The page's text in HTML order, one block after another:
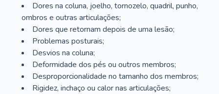
Dores na coluna, joelho, tornozelo, quadril, punho,
ombros e outras articulações;
Dores que retornam depois de uma lesão;
Problemas posturais;
Desvios na coluna;
Deformidade dos pés ou outros membros;
Desproporcionalidade no tamanho dos membros;
Rigidez, inchaço ou calor nas articulações;